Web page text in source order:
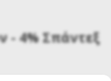
- 4% Σπάντεξ